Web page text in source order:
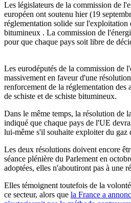
Les législateurs de la commission de
européen ont soutenu hier (19
réglementation solide sur l'exploitation
bitumineux . La commission de
pour que chaque pays soit libre de
Les eurodéputés de la commission de
massivement en faveur d'une
renforcement de la réglementation des
de schiste et de schiste bitumineux.
Dans le même temps, la résolution de
indiqué que chaque pays de l'UE
lui-même s'il souhaite exploiter du gaz
Les deux résolutions doivent encore
séance plénière du Parlement en
adoptées, elles n'aboutiront pas à une
Elles témoignent toutefois de la
ce secteur, alors que la France a